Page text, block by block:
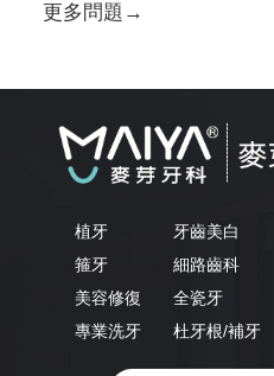
更多問題→
植牙
箍牙
美容修復
專業洗牙
牙齒美白
細路齒科
全瓷牙
杜牙根/補牙